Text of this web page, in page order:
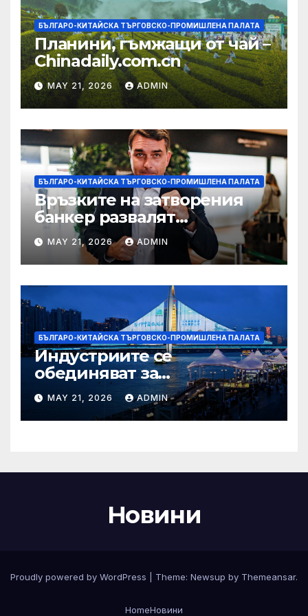
БЪЛГАРО-КИТАЙСКА ТЪРГОВСКО-ПРОМИШЛЕНА ПАЛАТА
Планини, гъмжащи от чай –
Chinadaily.com.cn
MAY 21, 2026 ADMIN
БЪЛГАРО-КИТАЙСКА ТЪРГОВСКО-ПРОМИШЛЕНА ПАЛАТА
Връзките на затворения
банкер развалят
надеждите на Флавио
Болсонаро за президент на
Бразилия
MAY 21, 2026 ADMIN
БЪЛГАРО-КИТАЙСКА ТЪРГОВСКО-ПРОМИШЛЕНА ПАЛАТА
Индустриите се
обединяват за
висококачествен растеж на
културния и
туристическия сектор
MAY 21, 2026 ADMIN
Новини
Proudly powered by WordPress Theme: Newsup by Themeansar.
HomeНовини